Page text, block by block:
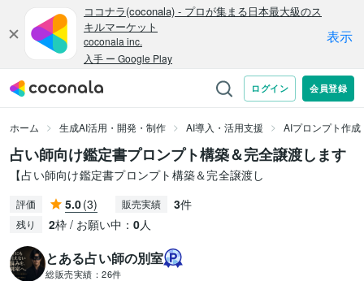
ホーム 生成AI活用・開発・制作 AI導入・活用支援 AIプロンプト作成
占い師向け鑑定書プロンプト構築＆完全譲渡します
【占い師向け鑑定書プロンプト構築＆完全譲渡し
評価 5.0(3) 販売実績 3件
残り 2枠 / お願い中： 0人
とある占い師の別室
総販売実績： 26件